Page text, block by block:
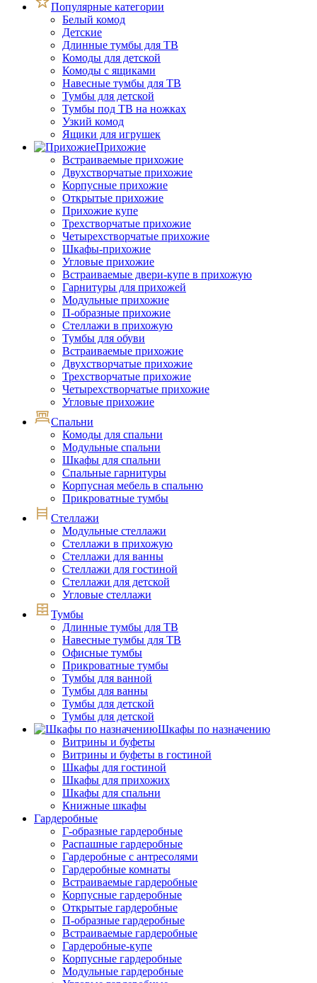
Популярные категории
Белый комод
Детские
Длинные тумбы для ТВ
Комоды для детской
Комоды с ящиками
Навесные тумбы для ТВ
Тумбы для детской
Тумбы под ТВ на ножках
Узкий комод
Ящики для игрушек
Прихожие
Встраиваемые прихожие
Двухстворчатые прихожие
Корпусные прихожие
Открытые прихожие
Прихожие купе
Трехстворчатые прихожие
Четырехстворчатые прихожие
Шкафы-прихожие
Угловые прихожие
Встраиваемые двери-купе в прихожую
Гарнитуры для прихожей
Модульные прихожие
П-образные прихожие
Стеллажи в прихожую
Тумбы для обуви
Встраиваемые прихожие
Двухстворчатые прихожие
Трехстворчатые прихожие
Четырехстворчатые прихожие
Угловые прихожие
Спальни
Комоды для спальни
Модульные спальни
Шкафы для спальни
Спальные гарнитуры
Корпусная мебель в спальню
Прикроватные тумбы
Стеллажи
Модульные стеллажи
Стеллажи в прихожую
Стеллажи для ванны
Стеллажи для гостиной
Стеллажи для детской
Угловые стеллажи
Тумбы
Длинные тумбы для ТВ
Навесные тумбы для ТВ
Офисные тумбы
Прикроватные тумбы
Тумбы для ванной
Тумбы для ванны
Тумбы для детской
Тумбы для детской
Шкафы по назначению
Витрины и буфеты
Витрины и буфеты в гостиной
Шкафы для гостиной
Шкафы для прихожих
Шкафы для спальни
Книжные шкафы
Гардеробные
Г-образные гардеробные
Распашные гардеробные
Гардеробные с антресолями
Гардеробные комнаты
Встраиваемые гардеробные
Корпусные гардеробные
Открытые гардеробные
П-образные гардеробные
Встраиваемые гардеробные
Гардеробные-купе
Корпусные гардеробные
Модульные гардеробные